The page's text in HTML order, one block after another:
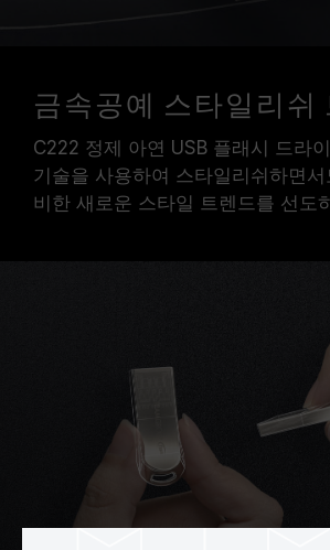
금속공예 스타일리쉬
C222 정제 아연 USB 플래시 드라
기술을 사용하여 스타일리쉬하면
비한 새로운 스타일 트렌드를 선도